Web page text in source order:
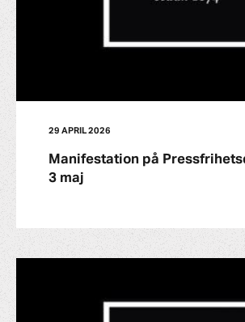
29 APRIL 2026
Manifestation på
3 maj